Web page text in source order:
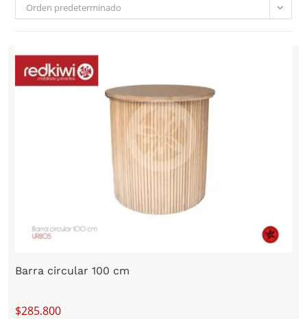
Orden predeterminado
Barra circular 100 cm
$285.800